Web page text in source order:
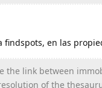
findspots, en las
the link between
of the